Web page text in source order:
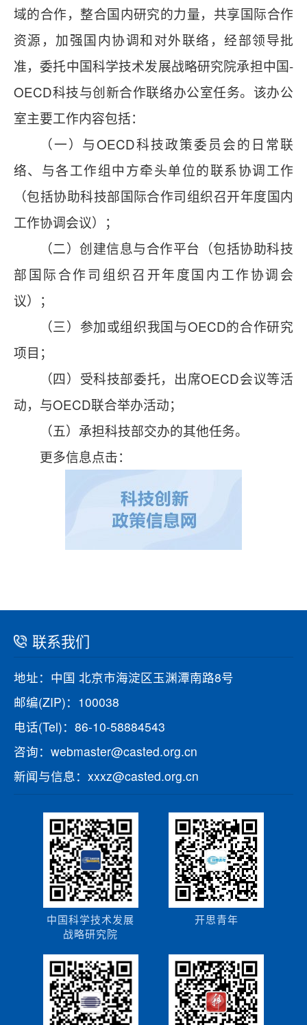
域的合作，整合国内研究的力量，共享国际合作
资源，加强国内协调和对外联络，经部领导批
准，委托中国科学技术发展战略研究院承担中国-
OECD科技与创新合作联络办公室任务。该办公
室主要工作内容包括：
（一）与OECD科技政策委员会的日常联
络、与各工作组中方牵头单位的联系协调工作
（包括协助科技部国际合作司组织召开年度国内
工作协调会议）；
（二）创建信息与合作平台（包括协助科技
部国际合作司组织召开年度国内工作协调会
议）；
（三）参加或组织我国与OECD的合作研究
项目；
（四）受科技部委托，出席OECD会议等活
动，与OECD联合举办活动；
（五）承担科技部交办的其他任务。
更多信息点击：
联系我们
地址：中国 北京市海淀区玉渊潭南路8号
邮编(ZIP)：100038
电话(Tel)：86-10-58884543
咨询：webmaster@casted.org.cn
新闻与信息：xxxz@casted.org.cn
中国科学技术发展
战略研究院
开思青年